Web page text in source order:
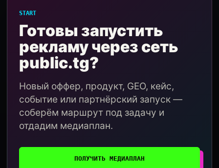
START
Готовы запустить
рекламу через сеть
public.tg?
Новый оффер, продукт, GEO, кейс,
событие или партнёрский запуск —
соберём маршрут под задачу и
отдадим медиаплан.
ПОЛУЧИТЬ МЕДИАПЛАН